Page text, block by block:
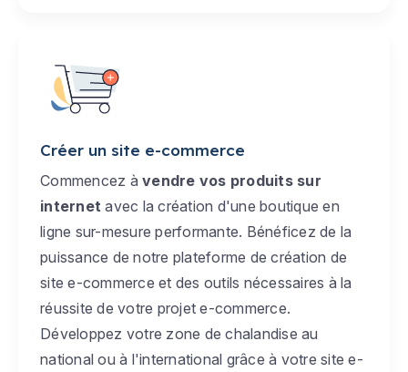
Créer un site e-commerce
Commencez à vendre vos produits sur
internet avec la création d'une boutique en
ligne sur-mesure performante. Bénéficez de la
puissance de notre plateforme de création de
site e-commerce et des outils nécessaires à la
réussite de votre projet e-commerce.
Développez votre zone de chalandise au
national ou à l'international grâce à votre site e-